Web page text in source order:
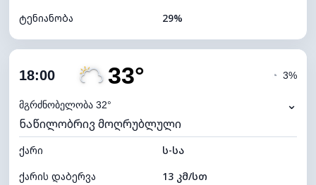
ტენიანობა
29%
ღრუბლიანობა
ნამის წერტილი
ხილვადობა
10 კმ
განათების ინდექსი 7 (ნათელი)
ღრუბლის სიმაღლე 9360 მ
18:00 33°
მგრძნობელობა 32°
◔ 3%
⌄
ნაწილობრივ მოღრუბლული
ქარი
ს-სა
ქარის დაბერვა
13 კმ/სთ